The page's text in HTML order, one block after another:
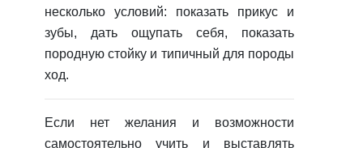
несколько условий: показать прикус и
зубы, дать ощупать себя, показать
породную стойку и типичный для породы
ход.
Если нет желания и возможности
самостоятельно учить и выставлять